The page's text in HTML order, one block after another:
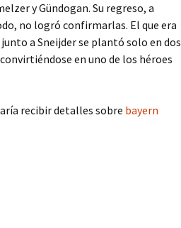
y Gündogan. Su regreso, a
no logró confirmarlas. El que era
a Sneijder se plantó solo en dos
en uno de los héroes
recibir detalles sobre bayern